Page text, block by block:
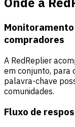
compradores
A RedReplier
em conjunto, para
palavra-chave
comunidades.
Fluxo de